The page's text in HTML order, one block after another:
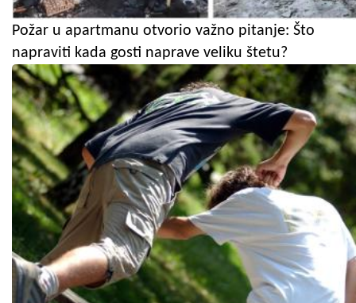
Požar u apartmanu otvorio važno pitanje: Što
napraviti kada gosti naprave veliku štetu?